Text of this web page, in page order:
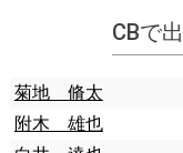
CBで
菊地 脩太
附木 雄也